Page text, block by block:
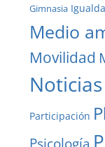
Gimnasia
Medio
Movilidad
Noticias
Participación
Psicología